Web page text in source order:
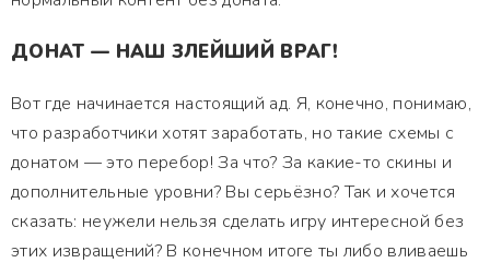
ДОНАТ — НАШ ЗЛЕЙШИЙ ВРАГ!
Вот где начинается настоящий ад. Я, конечно, понимаю,
что разработчики хотят заработать, но такие схемы с
донатом — это перебор! За что? За какие-то скины и
дополнительные уровни? Вы серьёзно? Так и хочется
сказать: неужели нельзя сделать игру интересной без
этих извращений? В конечном итоге ты либо вливаешь